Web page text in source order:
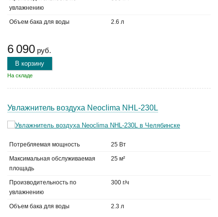
увлажнению
Объем бака для воды 2.6 л
6 090 руб.
В корзину
На складе
Увлажнитель воздуха Neoclima NHL-230L
Потребляемая мощность 25 Вт
Максимальная обслуживаемая
площадь
25 м²
Производительность по
увлажнению
300 г/ч
Объем бака для воды 2.3 л